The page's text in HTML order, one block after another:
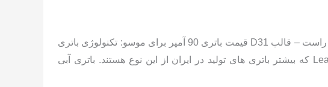
مشخصات باتری فابریک موسو: 90 آمپر 12 ولت پایه بلندقطب راست – قالب D31 قیمت باتری 90 آمپر برای موسو: تکنولوژی باتری
قابل نصب روی این خودرو: باتری سربی کلسیمی Lead-calcium که بیشتر باتری های تولید در ایران از این نوع هستند. باتری آبی